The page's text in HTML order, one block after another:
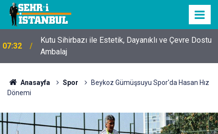
07:32
Kutu Sihirbazı ile Estetik, Dayanıklı ve Çevre Dostu
Ambalaj
Anasayfa Spor
Beykoz Gümüşsuyu Spor'da Hasan Hız
Dönemi